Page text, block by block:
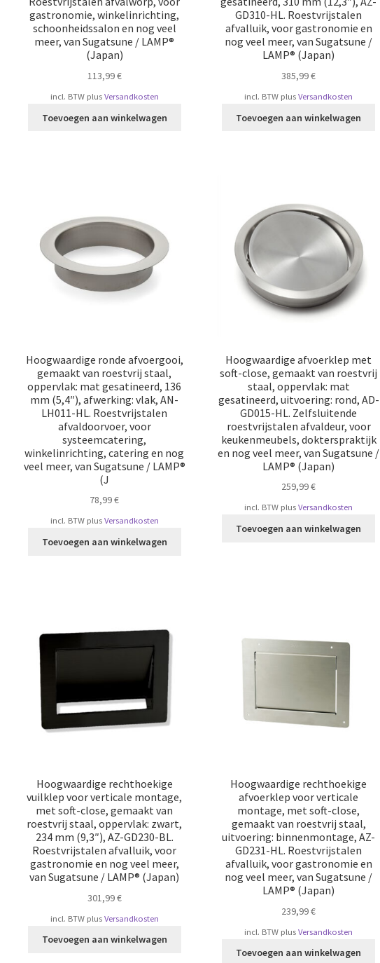
gastronomie, winkelinrichting,
schoonheidssalon en nog veel
meer, van Sugatsune / LAMP®
(Japan)
113,99€
incl. BTW plus Versandkosten
Toevoegen aan winkelwagen
GD310-HL. Roestvrijstalen
afvalluik, voor gastronomie en
nog veel meer, van Sugatsune /
LAMP® (Japan)
385,99€
incl. BTW plusVersandkosten
Toevoegen aan winkelwagen
Hoogwaardige ronde afvoergooi,
gemaakt van roestvrij staal,
oppervlak: mat gesatineerd, 136
mm (5,4″), afwerking: vlak, AN-
LH011-HL. Roestvrijstalen
afvaldoorvoer, voor
systeemcatering,
winkelinrichting, catering en nog
veel meer, van Sugatsune / LAMP®
(J
78,99€
incl. BTW plus Versandkosten
Toevoegen aan winkelwagen
Hoogwaardige afvoerklep met
soft-close, gemaakt van roestvrij
staal, oppervlak: mat
gesatineerd, uitvoering: rond, AD-
GD015-HL. Zelfsluitende
roestvrijstalen afvaldeur, voor
keukenmeubels, dokterspraktijk
en nog veel meer, van Sugatsune /
LAMP® (Japan)
259,99€
incl. BTW plusVersandkosten
Toevoegen aan winkelwagen
Hoogwaardige rechthoekige
vuilklep voor verticale montage,
met soft-close, gemaakt van
roestvrij staal, oppervlak: zwart,
234 mm (9,3″), AZ-GD230-BL.
Roestvrijstalen afvalluik, voor
gastronomie en nog veel meer,
van Sugatsune / LAMP® (Japan)
301,99€
incl. BTW plus Versandkosten
Toevoegen aan winkelwagen
Hoogwaardige rechthoekige
afvoerklep voor verticale
montage, met soft-close,
gemaakt van roestvrij staal,
uitvoering: binnenmontage, AZ-
GD231-HL. Roestvrijstalen
afvalluik, voor gastronomie en
nog veel meer, van Sugatsune /
LAMP® (Japan)
239,99€
incl. BTW plusVersandkosten
Toevoegen aan winkelwagen